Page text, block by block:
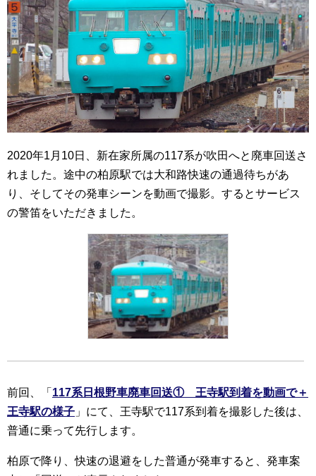
2020年1月10日、新在家所属の117系が吹田へと廃車回送さ
れました。途中の柏原駅では大和路快速の通過待ちがあ
り、そしてその発車シーンを動画で撮影。するとサービス
の警笛をいただきました。
前回、「 117系日根野車廃車回送① 王寺駅到着を動画で＋
王寺駅の様子 」にて、王寺駅で117系到着を撮影した後は、
普通に乗って先行します。
柏原で降り、快速の退避をした普通が発車すると、発車案